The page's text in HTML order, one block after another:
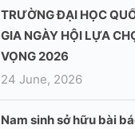
TRƯỜNG ĐẠI HỌC
GIA NGÀY HỘI LỰA
VỌNG 2026
24 June, 2026
Nam sinh sở hữu bài